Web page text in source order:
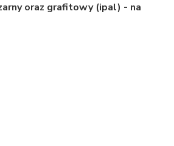
oraz grafitowy (ipal) - na